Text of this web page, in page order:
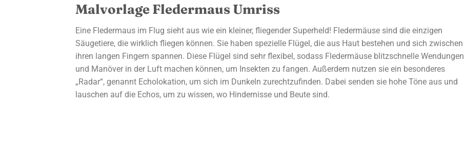
Malvorlage Fledermaus Umriss
Eine Fledermaus im Flug sieht aus wie ein kleiner, fliegender Superheld! Fledermäuse sind die einzigen
Säugetiere, die wirklich fliegen können. Sie haben spezielle Flügel, die aus Haut bestehen und sich zwischen
ihren langen Fingern spannen. Diese Flügel sind sehr flexibel, sodass Fledermäuse blitzschnelle Wendungen
und Manöver in der Luft machen können, um Insekten zu fangen. Außerdem nutzen sie ein besonderes
„Radar“, genannt Echolokation, um sich im Dunkeln zurechtzufinden. Dabei senden sie hohe Töne aus und
lauschen auf die Echos, um zu wissen, wo Hindernisse und Beute sind.